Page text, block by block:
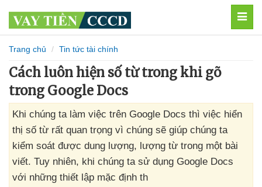
Trang chủ Tin tức tài chính
Cách luôn hiện số từ trong khi gõ
trong Google Docs
Khi chúng ta làm việc trên Google Docs thì việc hiển
thị số từ rất quan trọng vì chúng sẽ giúp chúng ta
kiểm soát được dung lượng, lượng từ trong một bài
viết. Tuy nhiên, khi chúng ta sử dụng Google Docs
với những thiết lập mặc định th